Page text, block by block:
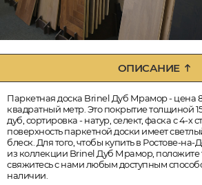
ОПИСАНИЕ
Паркетная доска Brinel Дуб Мрамор - цена
квадратный метр. Это покрытие толщиной
дуб, сортировка - натур, селект, фаска с 4-
поверхность паркетной доски имеет
блеск. Для того, чтобы купить в Ростове-
из коллекции Brinel Дуб Мрамор, положите
свяжитесь с нами любым доступным
наличии.